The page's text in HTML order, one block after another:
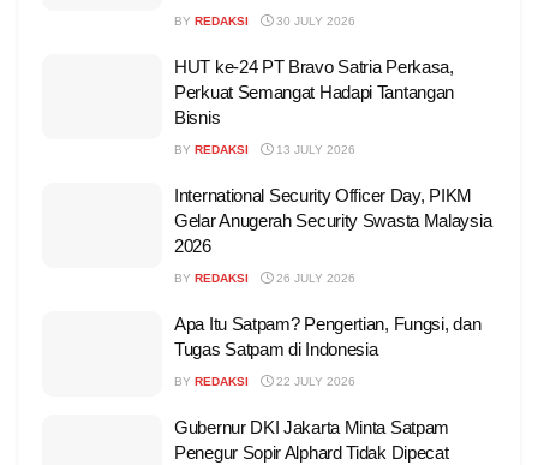
BY REDAKSI 30 JULY 2026
HUT ke-24 PT Bravo Satria Perkasa,
Perkuat Semangat Hadapi Tantangan
Bisnis
BY REDAKSI 13 JULY 2026
International Security Officer Day, PIKM
Gelar Anugerah Security Swasta Malaysia
2026
BY REDAKSI 26 JULY 2026
Apa Itu Satpam? Pengertian, Fungsi, dan
Tugas Satpam di Indonesia
BY REDAKSI 22 JULY 2026
Gubernur DKI Jakarta Minta Satpam
Penegur Sopir Alphard Tidak Dipecat